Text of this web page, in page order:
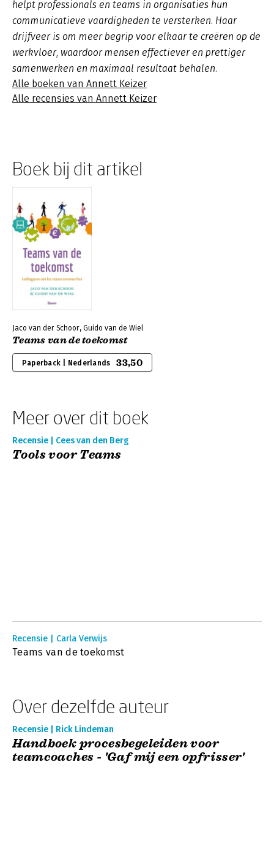
helpt professionals en teams in organisaties hun
communicatieve vaardigheden te versterken. Haar
drijfveer is om meer begrip voor elkaar te creëren op de
werkvloer, waardoor mensen effectiever en prettiger
samenwerken en maximaal resultaat behalen.
Alle boeken van Annett Keizer
Alle recensies van Annett Keizer
Boek bij dit artikel
Jaco van der Schoor, Guido van de Wiel
Teams van de toekomst
Paperback | Nederlands 33,50
Meer over dit boek
Recensie | Cees van den Berg
Tools voor Teams
Recensie | Carla Verwijs
Teams van de toekomst
Over dezelfde auteur
Recensie | Rick Lindeman
Handboek procesbegeleiden voor
teamcoaches - 'Gaf mij een opfrisser'